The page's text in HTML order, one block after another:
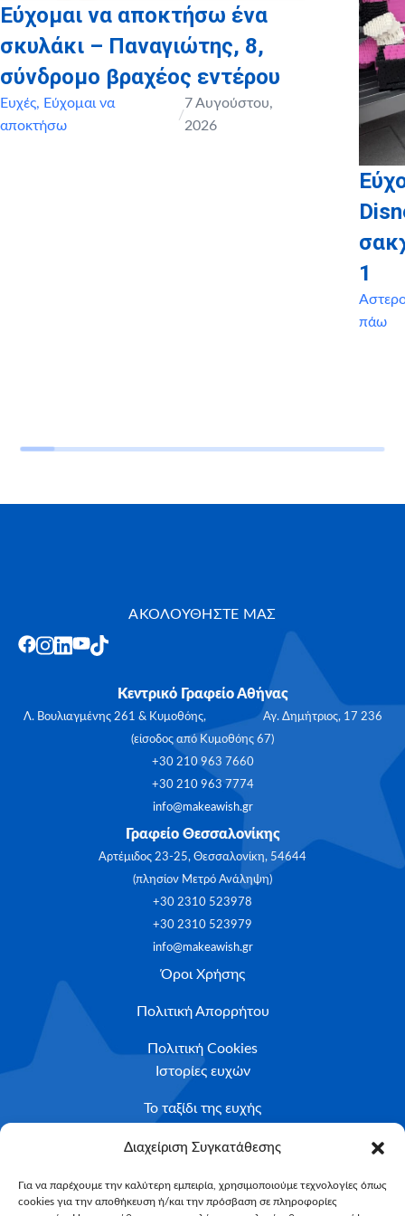
Διαχείριση Συγκατάθεσης
Για να παρέχουμε την καλύτερη εμπειρία, χρησιμοποιούμε τεχνολογίες όπως
cookies για την αποθήκευση ή/και την πρόσβαση σε πληροφορίες
Εύχομαι να αποκτήσω ένα
σκυλάκι – Παναγιώτης, 8,
σύνδρομο βραχέος εντέρου
Ευχές, Εύχομαι να
αποκτήσω
/
7 Αυγούστου,
2026
1
πάω
ΑΚΟΛΟΥΘΗΣΤΕ ΜΑΣ
Κεντρικό Γραφείο Αθήνας
Λ. Βουλιαγμένης 261 & Κυμοθόης, Αγ. Δημήτριος, 17 236
(είσοδος από Κυμοθόης 67)
+30 210 963 7660
+30 210 963 7774
info@makeawish.gr
Γραφείο Θεσσαλονίκης
Αρτέμιδος 23-25, Θεσσαλονίκη, 54644
(πλησίον Μετρό Ανάληψη)
+30 2310 523978
+30 2310 523979
info@makeawish.gr
Όροι Χρήσης
Πολιτική Απορρήτου
Πολιτική Cookies
Ιστορίες ευχών
Το ταξίδι της ευχής
Κριτήρια Καταλληλότητας
Υποβολή Αιτήματος
NEWSLETTER